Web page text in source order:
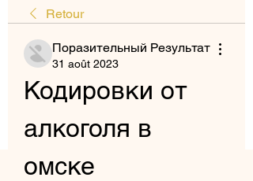
Retour
Поразительный Результат
31 août 2023
Кодировки от
алкоголя в
омске